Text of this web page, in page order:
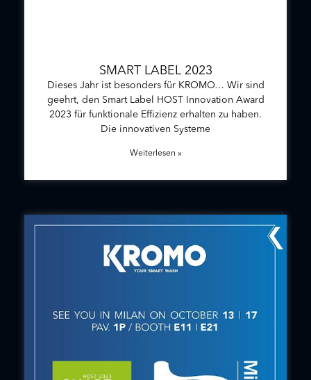
SMART LABEL 2023
Dieses Jahr ist besonders für KROMO… Wir sind
geehrt, den Smart Label HOST Innovation Award
2023 für funktionale Effizienz erhalten zu haben.
Die innovativen Systeme
Weiterlesen »